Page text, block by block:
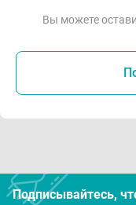
Вы можете
Подписывайтесь,